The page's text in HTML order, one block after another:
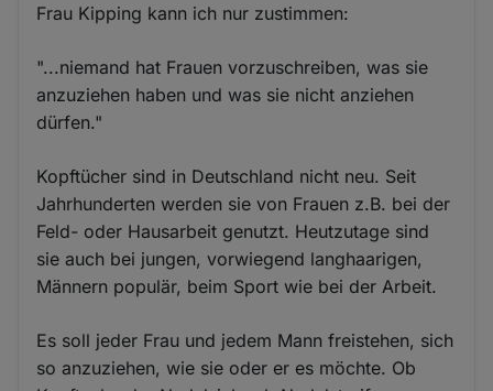
Frau Kipping kann ich nur zustimmen:
"...niemand hat Frauen vorzuschreiben, was sie
anzuziehen haben und was sie nicht anziehen
dürfen."
Kopftücher sind in Deutschland nicht neu. Seit
Jahrhunderten werden sie von Frauen z.B. bei der
Feld- oder Hausarbeit genutzt. Heutzutage sind
sie auch bei jungen, vorwiegend langhaarigen,
Männern populär, beim Sport wie bei der Arbeit.
Es soll jeder Frau und jedem Mann freistehen, sich
so anzuziehen, wie sie oder er es möchte. Ob